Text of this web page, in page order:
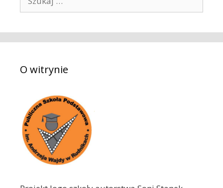
k
a
:O witrynie